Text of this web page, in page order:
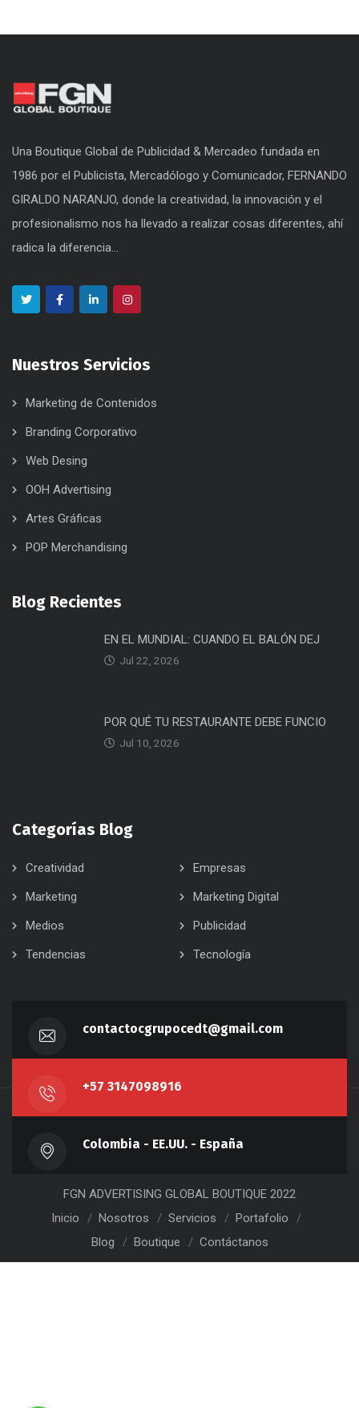
Una Boutique Global de Publicidad & Mercadeo fundada en
1986 por el Publicista, Mercadólogo y Comunicador, FERNANDO
GIRALDO NARANJO, donde la creatividad, la innovación y el
profesionalismo nos ha llevado a realizar cosas diferentes, ahí
radica la diferencia...
Nuestros Servicios
Marketing de Contenidos
Branding Corporativo
Web Desing
OOH Advertising
Artes Gráficas
POP Merchandising
Blog Recientes
EN EL MUNDIAL: CUANDO EL BALÓN DEJ
Jul 22, 2026
POR QUÉ TU RESTAURANTE DEBE FUNCIO
Jul 10, 2026
Categorías Blog
Creatividad
Empresas
Marketing
Marketing Digital
Medios
Publicidad
Tendencias
Tecnología
contactocgrupocedt@gmail.com
+57 3147098916
Colombia - EE.UU. - España
FGN ADVERTISING GLOBAL BOUTIQUE 2022
Inicio
Nosotros Servicios
Portafolio
Blog
Boutique Contáctanos